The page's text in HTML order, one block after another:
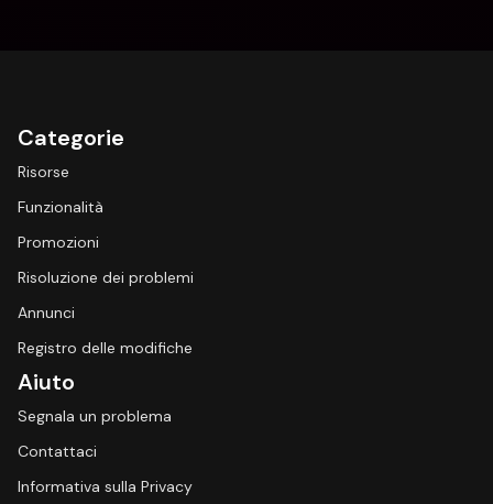
Categorie
Risorse
Funzionalità
Promozioni
Risoluzione dei problemi
Annunci
Registro delle modifiche
Aiuto
Segnala un problema
Contattaci
Informativa sulla Privacy